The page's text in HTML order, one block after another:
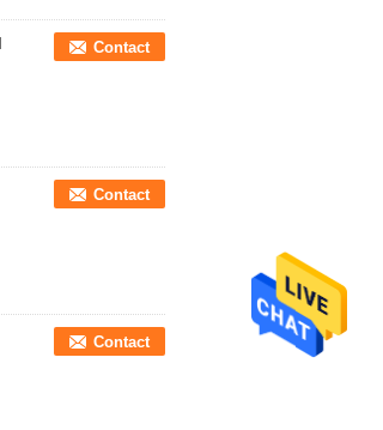
Contact
Contact
Contact